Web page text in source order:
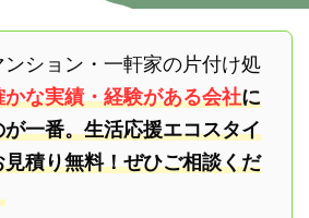
ンション・一軒家の片付け処
かな実績・経験がある会社に
が一番。生活応援エコスタイ
見積り無料！ぜひご相談くだ